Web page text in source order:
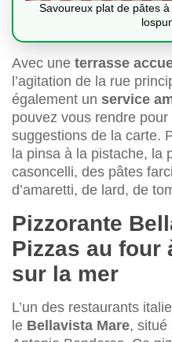
Savoureux plat de pâtes
Avec une terrasse
l’agitation de la rue
également un service
pouvez vous rendre
suggestions de la carte.
la pinsa à la pistache, la
casoncelli, des pâtes
d’amaretti, de lard, de
Pizzorante
Pizzas au four
sur la mer
L’un des restaurants
le Bellavista Mare, situé